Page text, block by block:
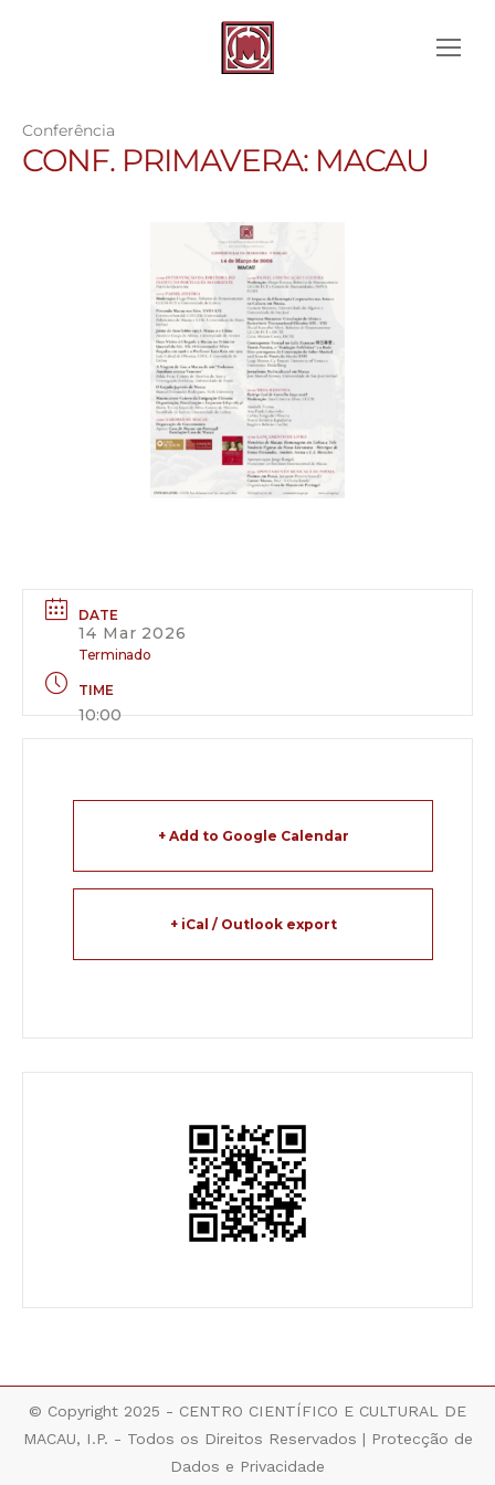
Conferência
CONF. PRIMAVERA: MACAU
DATE
14 Mar 2026
Terminado
TIME
10:00
+ Add to Google Calendar
+ iCal / Outlook export
© Copyright 2025 - CENTRO CIENTÍFICO E CULTURAL DE
MACAU, I.P. - Todos os Direitos Reservados | Protecção de
Dados e Privacidade